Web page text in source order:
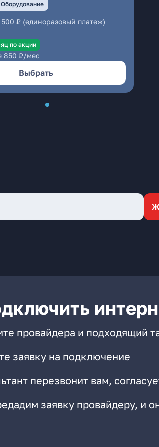
Оборудование
500 ₽ (единоразовый платеж)
по акции
850 ₽/мес
Выбрать
провайдера и подходящий
заявку на подключение
перезвонит вам,
заявку провайдеру, и